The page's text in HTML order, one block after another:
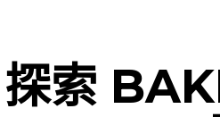
探索